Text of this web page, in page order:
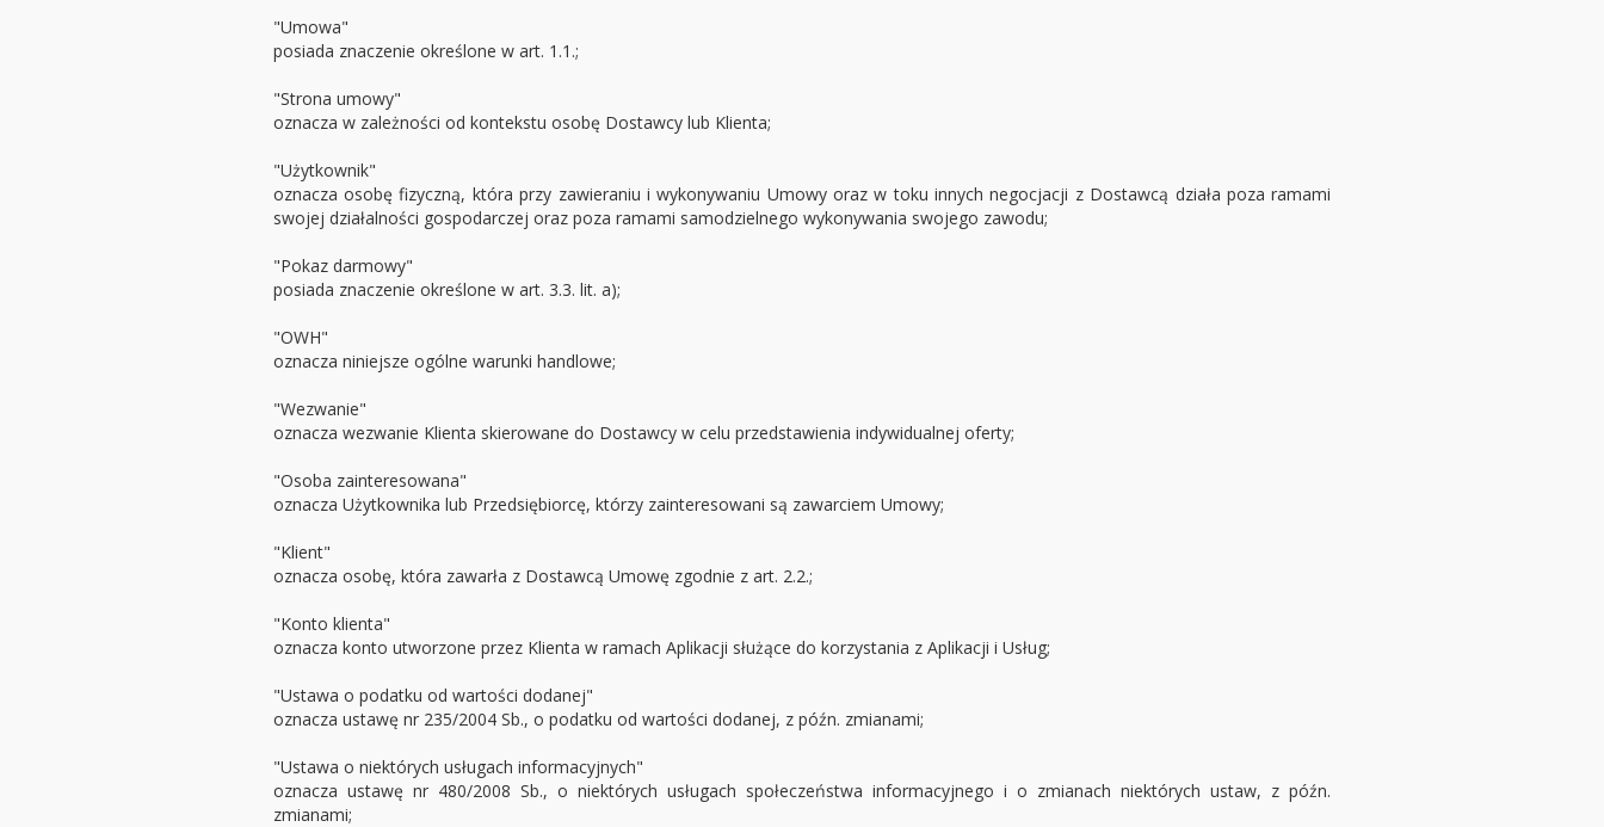
"Umowa"
posiada znaczenie określone w art. 1.1.;
"Strona umowy"
oznacza w zależności od kontekstu osobę Dostawcy lub Klienta;
"Użytkownik"
oznacza osobę fizyczną, która przy zawieraniu i wykonywaniu Umowy oraz w toku innych negocjacji z Dostawcą działa poza ramami
swojej działalności gospodarczej oraz poza ramami samodzielnego wykonywania swojego zawodu;
"Pokaz darmowy"
posiada znaczenie określone w art. 3.3. lit. a);
"OWH"
oznacza niniejsze ogólne warunki handlowe;
"Wezwanie"
oznacza wezwanie Klienta skierowane do Dostawcy w celu przedstawienia indywidualnej oferty;
"Osoba zainteresowana"
oznacza Użytkownika lub Przedsiębiorcę, którzy zainteresowani są zawarciem Umowy;
"Klient"
oznacza osobę, która zawarła z Dostawcą Umowę zgodnie z art. 2.2.;
"Konto klienta"
oznacza konto utworzone przez Klienta w ramach Aplikacji służące do korzystania z Aplikacji i Usług;
"Ustawa o podatku od wartości dodanej"
oznacza ustawę nr 235/2004 Sb., o podatku od wartości dodanej, z późn. zmianami;
"Ustawa o niektórych usługach informacyjnych"
oznacza ustawę nr 480/2008 Sb., o niektórych usługach społeczeństwa informacyjnego i o zmianach niektórych ustaw, z późn.
zmianami;